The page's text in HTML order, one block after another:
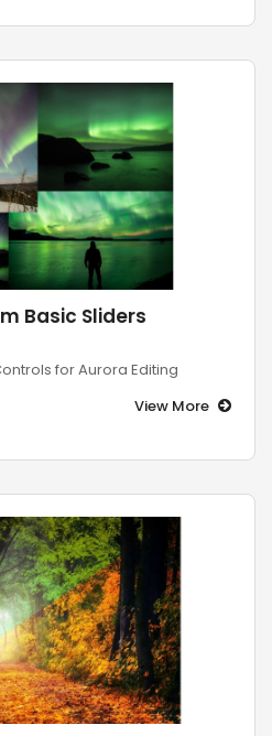
Basic Sliders
for Aurora Editing
View More